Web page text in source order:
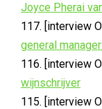
Joyce Pherai
117. [interview
general
116. [interview
wijnschrijver
115. [interview